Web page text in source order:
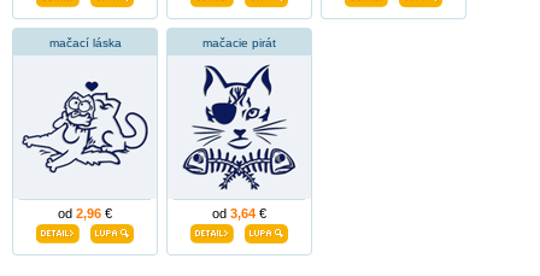
mačací láska
od 2,96 €
mačacie pirát
od 3,64 €